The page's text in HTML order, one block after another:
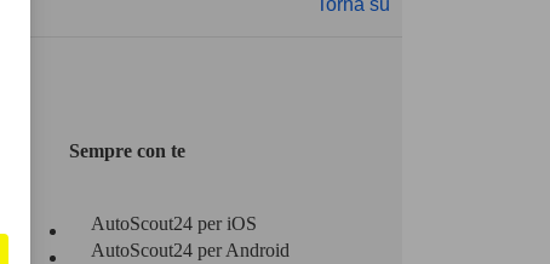
Torna su
Sempre con te
AutoScout24 per iOS
AutoScout24 per Android